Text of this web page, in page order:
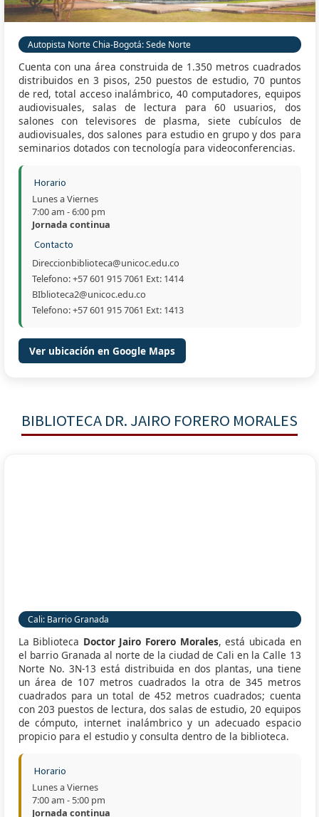
Autopista Norte Chia-Bogotá: Sede Norte
Cuenta con una área construida de 1.350 metros cuadrados
distribuidos en 3 pisos, 250 puestos de estudio, 70 puntos
de red, total acceso inalámbrico, 40 computadores, equipos
audiovisuales, salas de lectura para 60 usuarios, dos
salones con televisores de plasma, siete cubículos de
audiovisuales, dos salones para estudio en grupo y dos para
seminarios dotados con tecnología para videoconferencias.
Horario
Lunes a Viernes
7:00 am - 6:00 pm
Jornada continua
Contacto
Direccionbiblioteca@unicoc.edu.co
Telefono: +57 601 915 7061 Ext: 1414
BIblioteca2@unicoc.edu.co
Telefono: +57 601 915 7061 Ext: 1413
Ver ubicación en Google Maps
BIBLIOTECA DR. JAIRO FORERO MORALES
Cali: Barrio Granada
La Biblioteca Doctor Jairo Forero Morales, está ubicada en
el barrio Granada al norte de la ciudad de Cali en la Calle 13
Norte No. 3N-13 está distribuida en dos plantas, una tiene
un área de 107 metros cuadrados la otra de 345 metros
cuadrados para un total de 452 metros cuadrados; cuenta
con 203 puestos de lectura, dos salas de estudio, 20 equipos
de cómputo, internet inalámbrico y un adecuado espacio
propicio para el estudio y consulta dentro de la biblioteca.
Horario
Lunes a Viernes
7:00 am - 5:00 pm
Jornada continua